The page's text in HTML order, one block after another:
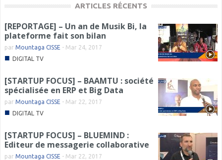
ARTICLES RÉCENTS
[REPORTAGE] – Un an de Musik Bi, la
plateforme fait son bilan
par Mountaga CISSE - Mar 24, 2017
■ DIGITAL TV
[STARTUP FOCUS] – BAAMTU : société
spécialisée en ERP et Big Data
par Mountaga CISSE - Mar 22, 2017
■ DIGITAL TV
[STARTUP FOCUS] – BLUEMIND :
Editeur de messagerie collaborative
par Mountaga CISSE - Mar 22, 2017